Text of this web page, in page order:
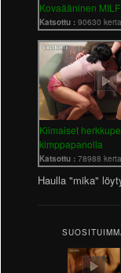
Kovaääninen
Katsottu :90630
Kiimaiset
kimppapanolla
Katsottu :78988
Haulla "mika"